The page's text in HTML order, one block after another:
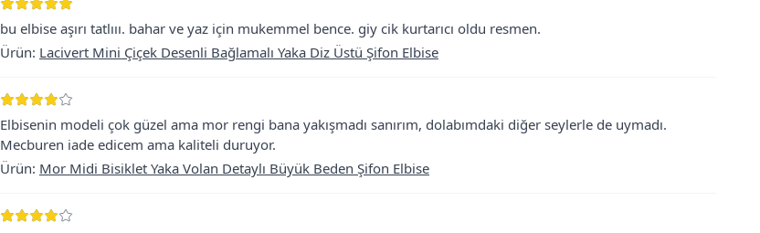
bu elbise aşırı tatlııı. bahar ve yaz için mukemmel bence. giy cik kurtarıcı oldu resmen.
Ürün: Lacivert Mini Çiçek Desenli Bağlamalı Yaka Diz Üstü Şifon Elbise
Elbisenin modeli çok güzel ama mor rengi bana yakışmadı sanırım, dolabımdaki diğer seylerle de uymadı.
Mecburen iade edicem ama kaliteli duruyor.
Ürün: Mor Midi Bisiklet Yaka Volan Detaylı Büyük Beden Şifon Elbise